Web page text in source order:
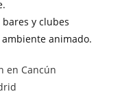
bares y clubes
animado.
en Cancún